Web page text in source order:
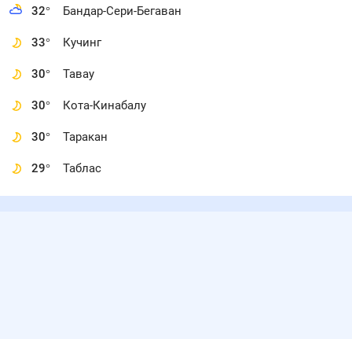
32° Бандар-Сери-Бегаван
33° Кучинг
30° Тавау
30° Кота-Кинабалу
30° Таракан
29° Таблас